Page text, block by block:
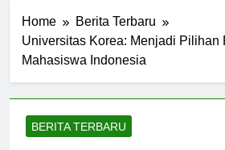
Home
Berita Terbaru
Universitas Korea: Menjadi Pilihan
Mahasiswa Indonesia
BERITA TERBARU